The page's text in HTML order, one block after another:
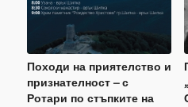
Походи на приятелство и
признателност – с
Ротари по стъпките на